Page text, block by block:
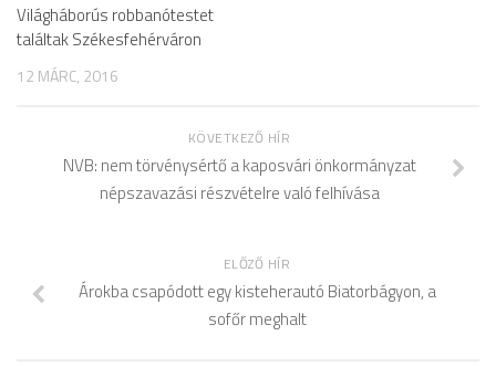
Világháborús robbanótestet
találtak Székesfehérváron
12 MÁRC, 2016
KÖVETKEZŐ HÍR
NVB: nem törvénysértő a kaposvári önkormányzat
népszavazási részvételre való felhívása
ELŐZŐ HÍR
Árokba csapódott egy kisteherautó Biatorbágyon, a
sofőr meghalt